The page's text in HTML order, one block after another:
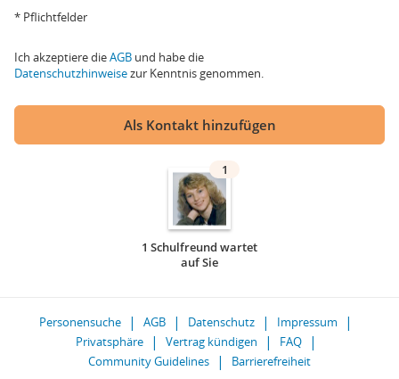
* Pflichtfelder
Ich akzeptiere dieAGB und habe die
Datenschutzhinweisezur Kenntnis genommen.
Als Kontakt hinzufügen
1
1 Schulfreund wartet
auf Sie
Personensuche AGB Datenschutz
Impressum
Privatsphäre
Vertrag kündigen
FAQ
Community Guidelines
Barrierefreiheit